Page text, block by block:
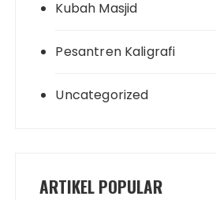
Kubah Masjid
Pesantren Kaligrafi
Uncategorized
ARTIKEL POPULAR